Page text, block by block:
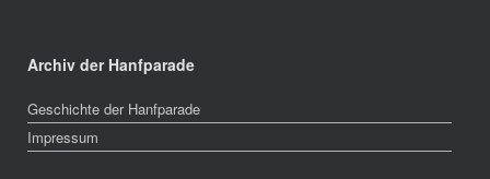
Archiv der Hanfparade
Geschichte der Hanfparade
Impressum